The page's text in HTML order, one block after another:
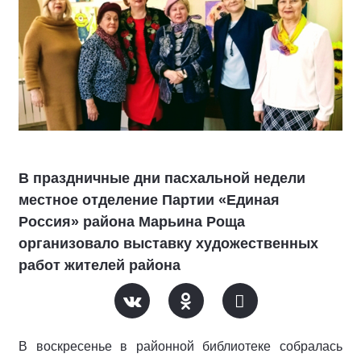
В праздничные дни пасхальной недели
местное отделение Партии «Единая
Россия» района Марьина Роща
организовало выставку художественных
работ жителей района
В воскресенье в районной библиотеке собралась